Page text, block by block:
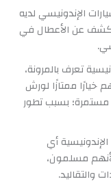
الإندونيسي لديه
عن الأعطال في
تعرف بالمرونة،
خيارًا ممتازًا لورش
بسبب تطور
أي
مسلمون،
والتقاليد.